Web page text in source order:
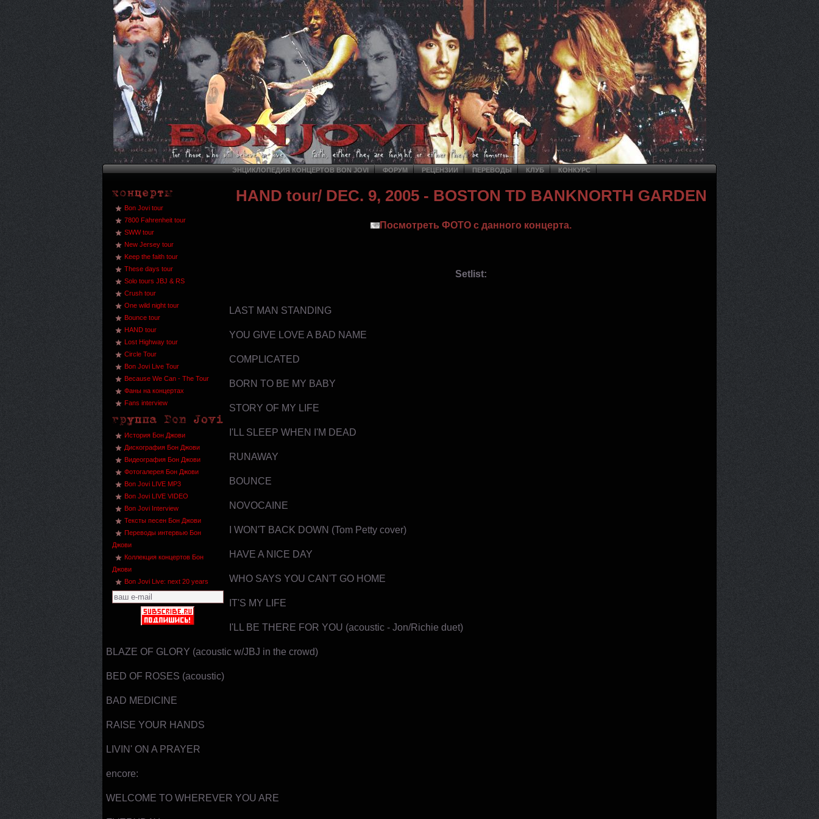
ЭНЦИКЛОПЕДИЯ КОНЦЕРТОВ BON JOVI ФОРУМ РЕЦЕНЗИИ ПЕРЕВОДЫ КЛУБ КОНКУРС
Bon Jovi tour
7800 Fahrenheit tour
SWW tour
New Jersey tour
Keep the faith tour
These days tour
Solo tours JBJ & RS
Crush tour
One wild night tour
Bounce tour
HAND tour
Lost Highway tour
Circle Tour
Bon Jovi Live Tour
Because We Can - The Tour
Фаны на концертах
Fans interview
История Бон Джови
Дискография Бон Джови
Видеография Бон Джови
Фотогалерея Бон Джови
Bon Jovi LIVE MP3
Bon Jovi LIVE VIDEO
Bon Jovi Interview
Тексты песен Бон Джови
Переводы интервью Бон
Джови
Коллекция концертов Бон
Джови
Bon Jovi Live: next 20 years
HAND tour/ DEC. 9, 2005 - BOSTON TD BANKNORTH GARDEN
Посмотреть ФОТО с данного концерта.
Setlist:
LAST MAN STANDING
YOU GIVE LOVE A BAD NAME
COMPLICATED
BORN TO BE MY BABY
STORY OF MY LIFE
I'LL SLEEP WHEN I'M DEAD
RUNAWAY
BOUNCE
NOVOCAINE
I WON'T BACK DOWN (Tom Petty cover)
HAVE A NICE DAY
WHO SAYS YOU CAN'T GO HOME
IT'S MY LIFE
I'LL BE THERE FOR YOU (acoustic - Jon/Richie duet)
BLAZE OF GLORY (acoustic w/JBJ in the crowd)
BED OF ROSES (acoustic)
BAD MEDICINE
RAISE YOUR HANDS
LIVIN' ON A PRAYER
encore:
WELCOME TO WHEREVER YOU ARE